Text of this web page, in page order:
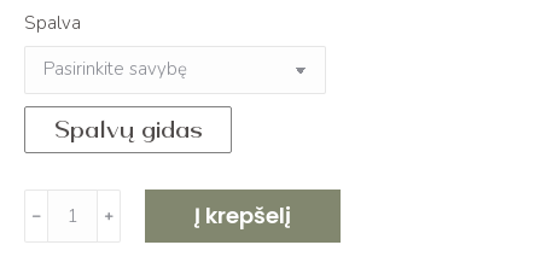
Spalva
Spalvų gidas
produkto
kiekis:
﹣ ﹢ Į krepšelį